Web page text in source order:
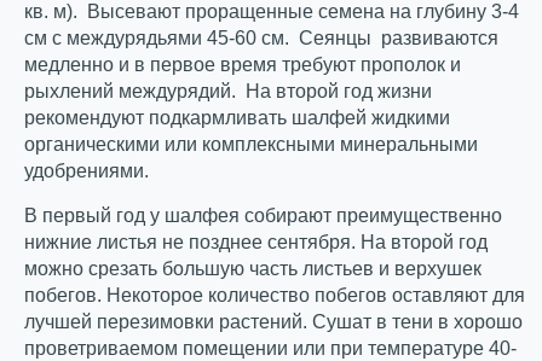
кв. м). Высевают проращенные семена на глубину 3-4
см с междурядьями 45-60 см. Сеянцы развиваются
медленно и в первое время требуют прополок и
рыхлений междурядий. На второй год жизни
рекомендуют подкармливать шалфей жидкими
органическими или комплексными минеральными
удобрениями.
В первый год у шалфея собирают преимущественно
нижние листья не позднее сентября. На второй год
можно срезать большую часть листьев и верхушек
побегов. Некоторое количество побегов оставляют для
лучшей перезимовки растений. Сушат в тени в хорошо
проветриваемом помещении или при температуре 40-